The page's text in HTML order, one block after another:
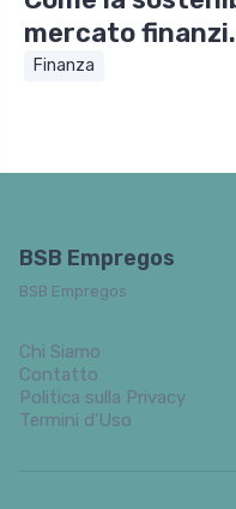
mercato
Finanza
BSB Empregos
BSB Empregos
Chi Siamo
Contatto
Politica sulla Privacy
Termini d’Uso